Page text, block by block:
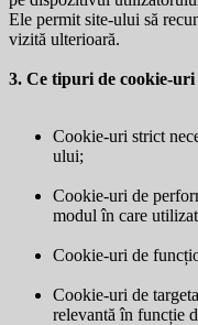
Ele permit site-ului să
vizită ulterioară.
3. Ce tipuri de cookie-uri
Cookie-uri strict
ului;
Cookie-uri de
modul în care
Cookie-uri de
Cookie-uri de
relevantă în funcție